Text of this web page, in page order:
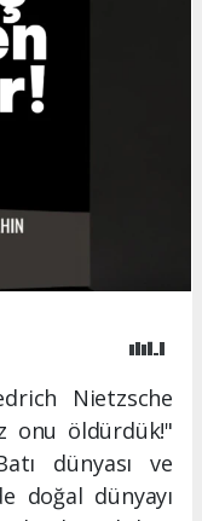
Nietzsche
onu öldürdük!"
dünyası ve
doğal dünyayı